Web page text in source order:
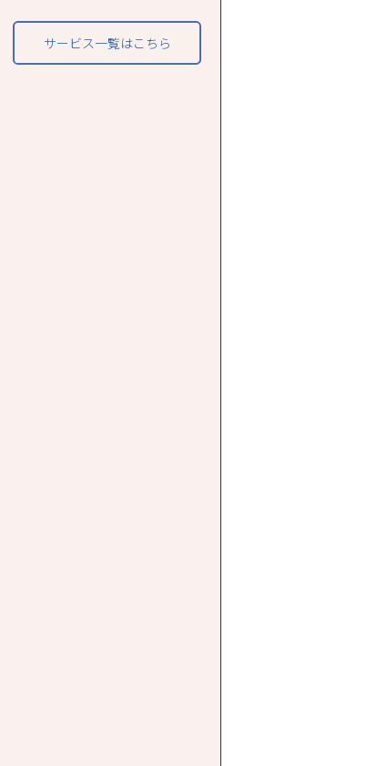
サービス一覧はこちら